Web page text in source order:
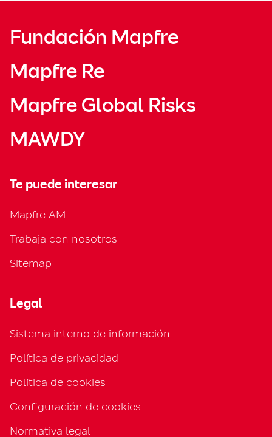
Fundación Mapfre
Mapfre Re
Mapfre Global Risks
MAWDY
Te puede interesar
Mapfre AM
Trabaja con nosotros
Sitemap
Legal
Sistema interno de información
Política de privacidad
Política de cookies
Configuración de cookies
Normativa legal